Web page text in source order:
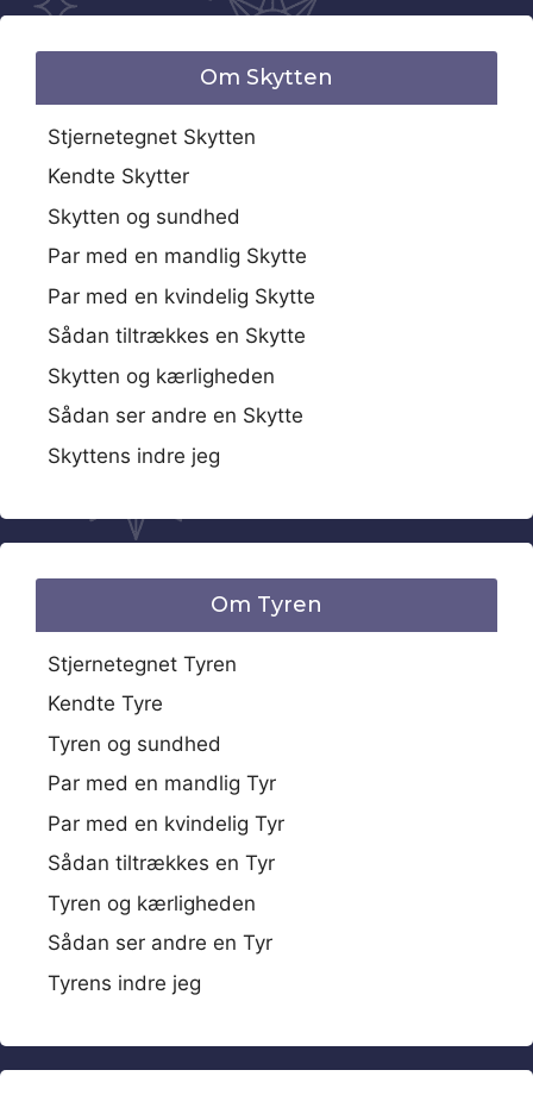
Om Skytten
Stjernetegnet Skytten
Kendte Skytter
Skytten og sundhed
Par med en mandlig Skytte
Par med en kvindelig Skytte
Sådan tiltrækkes en Skytte
Skytten og kærligheden
Sådan ser andre en Skytte
Skyttens indre jeg
Om Tyren
Stjernetegnet Tyren
Kendte Tyre
Tyren og sundhed
Par med en mandlig Tyr
Par med en kvindelig Tyr
Sådan tiltrækkes en Tyr
Tyren og kærligheden
Sådan ser andre en Tyr
Tyrens indre jeg